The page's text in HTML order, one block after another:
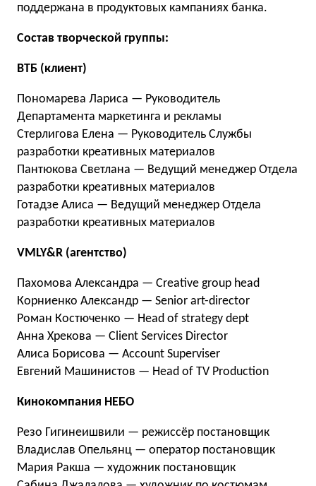
поддержана в продуктовых кампаниях банка.
Состав творческой группы:
ВТБ (клиент)
Пономарева Лариса — Руководитель
Департамента маркетинга и рекламы
Стерлигова Елена — Руководитель Службы
разработки креативных материалов
Пантюкова Светлана — Ведущий менеджер Отдела
разработки креативных материалов
Готадзе Алиса — Ведущий менеджер Отдела
разработки креативных материалов
VMLY&R (агентство)
Пахомова Александра — Creative group head
Корниенко Александр — Senior art-director
Роман Костюченко — Head of strategy dept
Анна Хрекова — Client Services Director
Алиса Борисова — Account Superviser
Евгений Машинистов — Head of TV Production
Кинокомпания НЕБО
Резо Гигинеишвили — режиссёр постановщик
Владислав Опельянц — оператор постановщик
Мария Ракша — художник постановщик